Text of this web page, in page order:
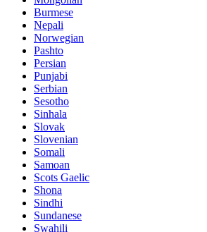
Burmese
Nepali
Norwegian
Pashto
Persian
Punjabi
Serbian
Sesotho
Sinhala
Slovak
Slovenian
Somali
Samoan
Scots Gaelic
Shona
Sindhi
Sundanese
Swahili